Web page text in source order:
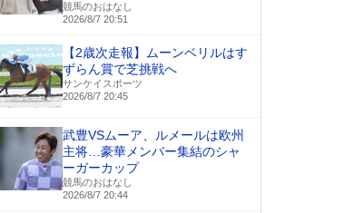
競馬のおはなし
2026/8/7 20:51
【2歳次走報】ムーンベリルはす
ずらん賞で芝挑戦へ
サンケイスポーツ
2026/8/7 20:45
武豊VSムーア、ルメールは欧州
主将…豪華メンバー集結のシャ
ーガーカップ
競馬のおはなし
2026/8/7 20:44